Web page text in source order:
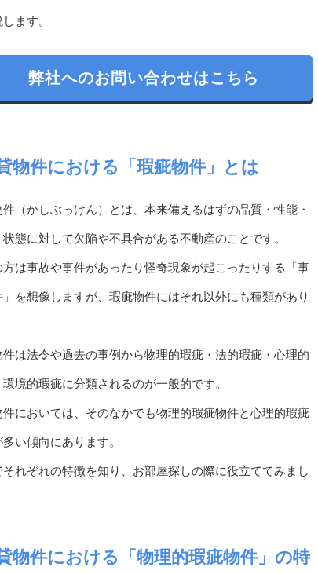
ます。
弊社へのお問い合わせはこちら
物件における「瑕疵物件」とは
（かしぶっけん）とは、本来備えるはずの品質・性能・
態に対して欠陥や不具合がある不動産のことです。
方は事故や事件があったり怪奇現象が起こったりする「事
」を想像しますが、瑕疵物件にはそれ以外にも種類があり
件は法令や過去の事例から物理的瑕疵・法的瑕疵・心理的
境的瑕疵に分類されるのが一般的です。
件においては、そのなかでも物理的瑕疵物件と心理的瑕疵
い傾向にあります。
それぞれの特徴を知り、お部屋探しの際に役立ててみまし
物件における「物理的瑕疵物件」の特